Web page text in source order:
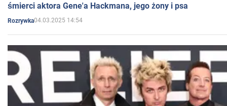
śmierci aktora Gene'a Hackmana, jego żony i psa
Rozrywka04.03.2025 14:54